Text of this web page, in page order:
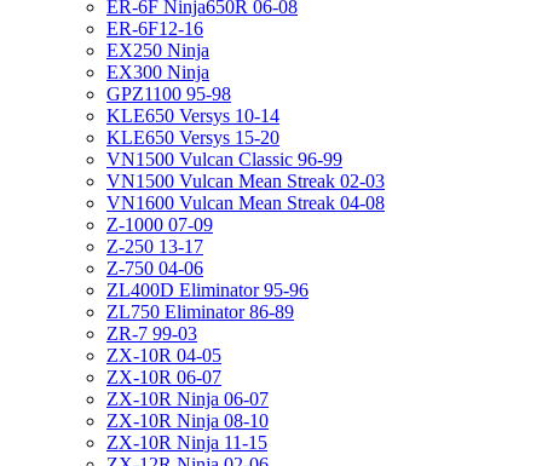
ER-6F Ninja650R 06-08
ER-6F12-16
EX250 Ninja
EX300 Ninja
GPZ1100 95-98
KLE650 Versys 10-14
KLE650 Versys 15-20
VN1500 Vulcan Classic 96-99
VN1500 Vulcan Mean Streak 02-03
VN1600 Vulcan Mean Streak 04-08
Z-1000 07-09
Z-250 13-17
Z-750 04-06
ZL400D Eliminator 95-96
ZL750 Eliminator 86-89
ZR-7 99-03
ZX-10R 04-05
ZX-10R 06-07
ZX-10R Ninja 06-07
ZX-10R Ninja 08-10
ZX-10R Ninja 11-15